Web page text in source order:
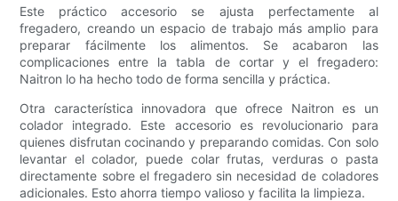
Este práctico accesorio se ajusta perfectamente al
fregadero, creando un espacio de trabajo más amplio para
preparar fácilmente los alimentos. Se acabaron las
complicaciones entre la tabla de cortar y el fregadero:
Naitron lo ha hecho todo de forma sencilla y práctica.
Otra característica innovadora que ofrece Naitron es un
colador integrado. Este accesorio es revolucionario para
quienes disfrutan cocinando y preparando comidas. Con solo
levantar el colador, puede colar frutas, verduras o pasta
directamente sobre el fregadero sin necesidad de coladores
adicionales. Esto ahorra tiempo valioso y facilita la limpieza.